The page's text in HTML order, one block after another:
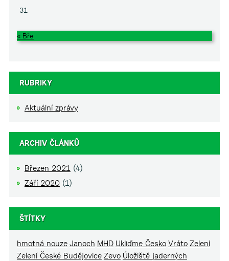
31
« Bře
RUBRIKY
Aktuální zprávy
ARCHIV ČLÁNKŮ
Březen 2021 (4)
Září 2020(1)
ŠTÍTKY
hmotná nouze Janoch MHD Ukliďme Česko Vráto Zelení
Zelení České Budějovice Zevo Úložiště jaderných